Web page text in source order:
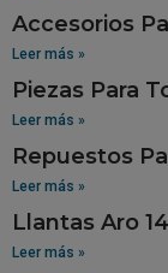
Accesorios
Leer más »
Piezas Para
Leer más »
Repuestos
Leer más »
Llantas Aro
Leer más »